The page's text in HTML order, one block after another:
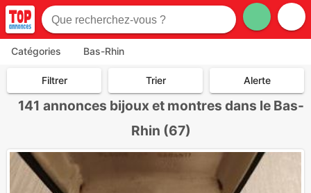
Catégories Bas-Rhin
Filtrer Trier Alerte
141 annonces bijoux et montres dans le Bas-
Rhin (67)